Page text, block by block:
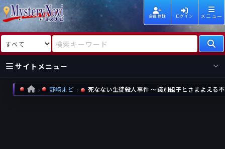
会員登録 ログイン メニュー
検索対象 検索キーワード
サイトメニュー
国内
海外
新着
新刊
HOME 野﨑まど 死なない生徒殺人事件 ～識別組子とさまよえる